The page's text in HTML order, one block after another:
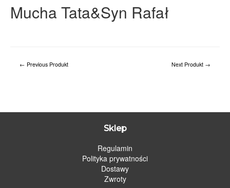
Mucha Tata&Syn Rafał
← Previous Produkt Next Produkt →
Sklep
Regulamin
Polityka prywatności
Dostawy
Zwroty